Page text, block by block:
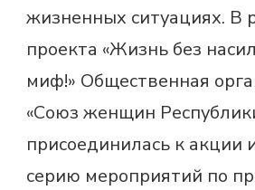
жизненных ситуациях. В
проекта «Жизнь без
миф!» Общественная
«Союз женщин
присоединилась к акции
серию мероприятий по